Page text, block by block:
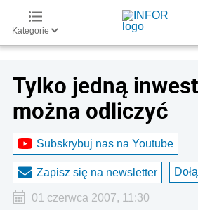
Kategorie
Tylko jedną
można odliczyć
Subskrybuj nas na Youtube
Zapisz się na newsletter
01 czerwca 2007, 11:30